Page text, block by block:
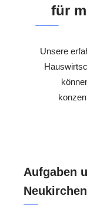
für
Unsere
Aufgaben
Neukirchen